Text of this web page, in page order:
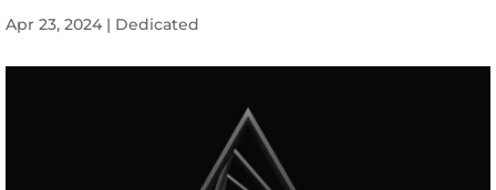
Apr 23, 2024 | Dedicated